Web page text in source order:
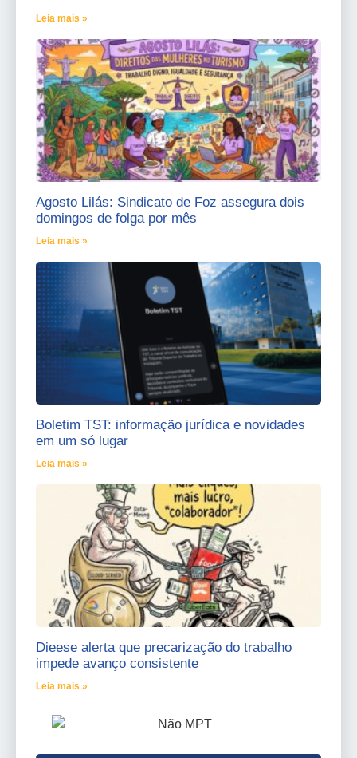
Leia mais »
Agosto Lilás: Sindicato de Foz assegura dois
domingos de folga por mês
Leia mais »
Boletim TST: informação jurídica e novidades
em um só lugar
Leia mais »
Dieese alerta que precarização do trabalho
impede avanço consistente
Leia mais »